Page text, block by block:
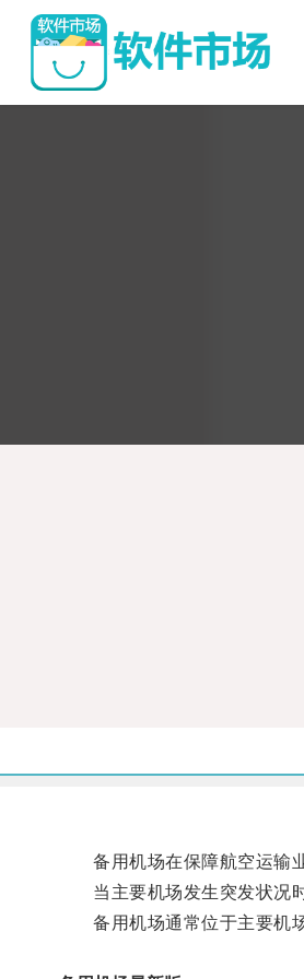
备用机场在保障航空运输业
当主要机场发生突发状况时
备用机场通常位于主要机场